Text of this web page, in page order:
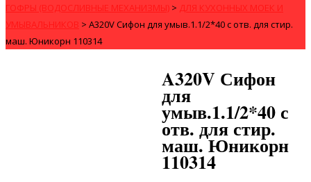
ГОФРЫ (ВОДОСЛИВНЫЕ МЕХАНИЗМЫ) > ДЛЯ КУХОННЫХ МОЕК И
УМЫВАЛЬНИКОВ > A320V Сифон для умыв.1.1/2*40 с отв. для стир.
маш. Юникорн 110314
A320V Сифон
для
умыв.1.1/2*40 с
отв. для стир.
маш. Юникорн
110314